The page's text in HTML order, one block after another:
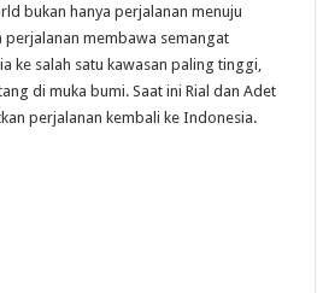
bukan hanya perjalanan menuju
perjalanan membawa semangat
ke salah satu kawasan paling tinggi,
di muka bumi. Saat ini Rial dan Adet
perjalanan kembali ke Indonesia.